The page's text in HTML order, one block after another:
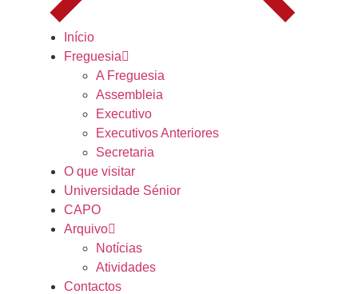
Início
Freguesia
A Freguesia
Assembleia
Executivo
Executivos Anteriores
Secretaria
O que visitar
Universidade Sénior
CAPO
Arquivo
Notícias
Atividades
Contactos